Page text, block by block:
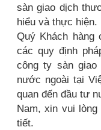
sàn giao dịch
hiểu và thực hiện.
Quý Khách hàng
các quy định
công ty sàn
nước ngoài tại
quan đến đầu tư
Nam, xin vui
tiết.